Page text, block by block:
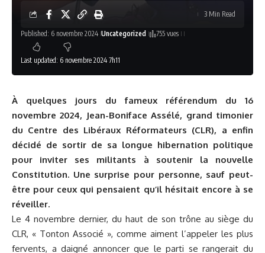
Last updated: 6 novembre 2024 7h11
Published: 6 novembre 2024 Uncategorized 755 vues
3 Min Read
À quelques jours du fameux référendum du 16
novembre 2024, Jean-Boniface Assélé, grand timonier
du Centre des Libéraux Réformateurs (CLR), a enfin
décidé de sortir de sa longue hibernation politique
pour inviter ses militants à soutenir la nouvelle
Constitution. Une surprise pour personne, sauf peut-
être pour ceux qui pensaient qu’il hésitait encore à se
réveiller.
Le 4 novembre dernier, du haut de son trône au siège du
CLR, « Tonton Associé », comme aiment l’appeler les plus
fervents, a daigné annoncer que le parti se rangerait du